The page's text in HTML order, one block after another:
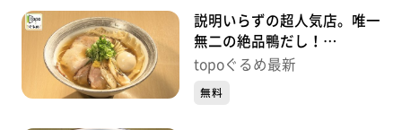
説明いらずの超人気店。唯一
無二の絶品鴨だし！
「noodle shop arakawa」
ぐるめ】
topoぐるめ最新
無料